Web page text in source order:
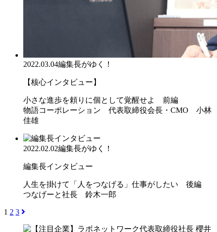
2022.03.04編集長がゆく！
【核心インタビュー】
小さな進歩を頼りに個として覚醒せよ 前編
物語コーポレーション 代表取締役会長・CMO 小林
佳雄
2022.02.02編集長がゆく！
編集長インタビュー
人生を掛けて「人をつなげる」仕事がしたい 後編
つなげーと社長 鈴木一郎
1 2 3